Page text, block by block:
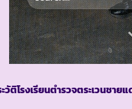
วัติโรงเรียนตำรวจตระเวนชาย